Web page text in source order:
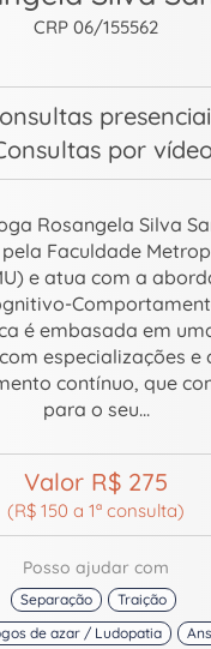
CRP 06/155562
por
Rosangela Silva
Faculdade
e atua com a
é embasada em
especializações e
contínuo, que
para o seu...
Valor R$ 275
(R$ 150 a 1ª consulta)
Posso ajudar com
Separação
Traição
de azar / Ludopatia